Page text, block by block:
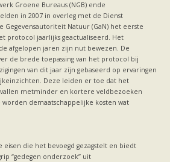
kopen/ ophangen
provinciale werkgroepen
op vleermuisexcursie
tuin
leven
Groene Bureaus (NGB) ende
in 2007 in overleg met de Dienst
Gegevensautoriteit Natuur (GaN) het eerste
protocol jaarlijks geactualiseerd. Het
afgelopen jaren zijn nut bewezen. De
de brede toepassing van het protocol bij
van dit jaar zijn gebaseerd op ervaringen
Deze leiden er toe dat het
metminder en kortere veldbezoeken
demaatschappelijke kosten wat
die het bevoegd gezagstelt en biedt
“gedegen onderzoek’’ uit